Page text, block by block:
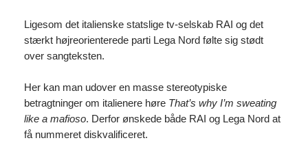
Ligesom det italienske statslige tv-selskab RAI og det
stærkt højreorienterede parti Lega Nord følte sig stødt
over sangteksten.
Her kan man udover en masse stereotypiske
betragtninger om italienere høre That’s why I’m sweating
like a mafioso. Derfor ønskede både RAI og Lega Nord at
få nummeret diskvalificeret.